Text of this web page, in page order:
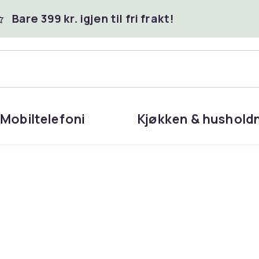
Bare 399 kr. igjen til fri frakt!
Mobiltelefoni Kjøkken &